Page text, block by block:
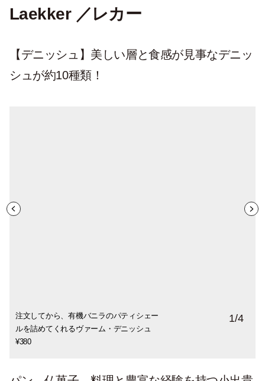
Laekker ／レカー
【デニッシュ 】美しい層と食感が見事なデニッ
シュが約10種類！
注文してから、有機バニラのパティシェー
ルを詰めてくれるヴァーム・デニッシュ
¥380
ミルク林檎¥450。フルーツによって多彩な
クリームを使い分けていて、パティスリー
レベルのクオリティ。
洋ナシを赤ワインで フランベ。果実の 瑞々
しさはそのままに、香りを添えたポ ワー
ル・ヴァンルー ジュ¥420
丸ごと1本のったバジルソーセージ¥ 460。
惣菜系は、スイーツ系の生地と折り方を変
える工夫も。
1/4